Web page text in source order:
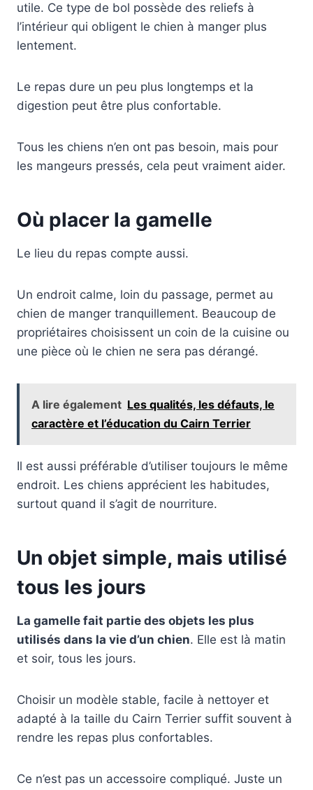
utile. Ce type de bol possède des reliefs à
l’intérieur qui obligent le chien à manger plus
lentement.
Le repas dure un peu plus longtemps et la
digestion peut être plus confortable.
Tous les chiens n’en ont pas besoin, mais pour
les mangeurs pressés, cela peut vraiment aider.
Où placer la gamelle
Le lieu du repas compte aussi.
Un endroit calme, loin du passage, permet au
chien de manger tranquillement. Beaucoup de
propriétaires choisissent un coin de la cuisine ou
une pièce où le chien ne sera pas dérangé.
A lire également Les qualités, les défauts, le
caractère et l’éducation du Cairn Terrier
Il est aussi préférable d’utiliser toujours le même
endroit. Les chiens apprécient les habitudes,
surtout quand il s’agit de nourriture.
Un objet simple, mais utilisé
tous les jours
La gamelle fait partie des objets les plus
utilisés dans la vie d’un chien. Elle est là matin
et soir, tous les jours.
Choisir un modèle stable, facile à nettoyer et
adapté à la taille du Cairn Terrier suffit souvent à
rendre les repas plus confortables.
Ce n’est pas un accessoire compliqué. Juste un